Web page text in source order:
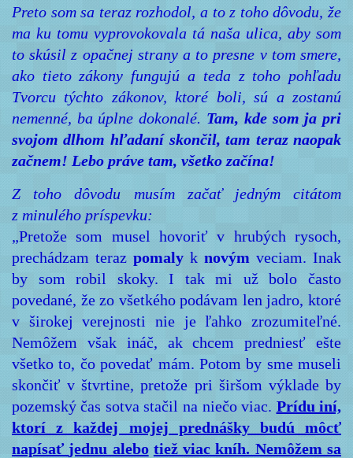
Preto som sa teraz rozhodol, a to z toho dôvodu, že
ma ku tomu vyprovokovala tá naša ulica, aby som
to skúsil z opačnej strany a to presne v tom smere,
ako tieto zákony fungujú a teda z toho pohľadu
Tvorcu týchto zákonov, ktoré boli, sú a zostanú
nemenné, ba úplne dokonalé. Tam, kde som ja pri
svojom dlhom hľadaní skončil, tam teraz naopak
začnem! Lebo práve tam, všetko začína!
Z toho dôvodu musím začať jedným citátom
z minulého príspevku:
„Pretože som musel hovoriť v hrubých rysoch,
prechádzam teraz pomalyknovýmveciam. Inak
by som robil skoky. I tak mi už bolo často
povedané, že zo všetkého podávam len jadro, ktoré
v širokej verejnosti nie je ľahko zrozumiteľné.
Nemôžem však ináč, ak chcem predniesť ešte
všetko to, čo povedať mám. Potom by sme museli
skončiť v štvrtine, pretože pri širšom výklade by
pozemský čas sotva stačil na niečo viac. Prídu iní,
ktorí z každej mojej prednášky budú môcť
napísať jednu alebo tiežviac kníh. Nemôžem sa